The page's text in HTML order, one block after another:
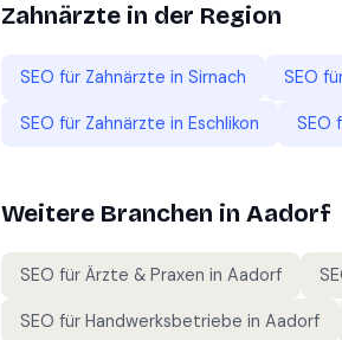
Zahnärzte in der Region
SEO für Zahnärzte in Sirnach SEO
SEO für Zahnärzte in Eschlikon SEO
Weitere Branchen in Aadorf
SEO für Ärzte & Praxen in Aadorf
SEO für Handwerksbetriebe in Aadorf